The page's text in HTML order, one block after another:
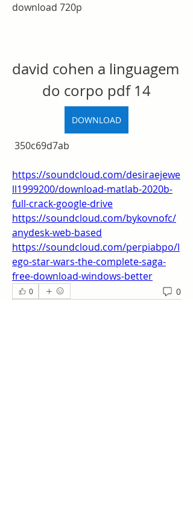
download 720p
david cohen a linguagem
do corpo pdf 14
DOWNLOAD
350c69d7ab
https://soundcloud.com/desiraejewe
ll1999200/download-matlab-2020b-
full-crack-google-drive
https://soundcloud.com/bykovnofc/
anydesk-web-based
https://soundcloud.com/perpiabpo/l
ego-star-wars-the-complete-saga-
free-download-windows-better
0 0